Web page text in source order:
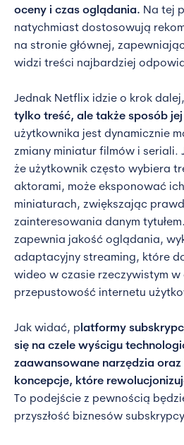
oceny i czas oglądania. Na tej
natychmiast dostosowują
na stronie głównej,
widzi treści najbardziej
Jednak Netflix idzie o krok
tylko treść, ale także sposób
użytkownika jest dynamicznie
zmiany miniatur filmów i seriali.
że użytkownik często wybiera
aktorami, może eksponować
miniaturach, zwiększając
zainteresowania danym
zapewnia jakość oglądania,
adaptacyjny streaming, które
wideo w czasie rzeczywistym
przepustowość internetu
Jak widać, p latformy
się na czele wyścigu
zaawansowane narzędzia
koncepcje, które
To podejście z pewnością
przyszłość biznesów